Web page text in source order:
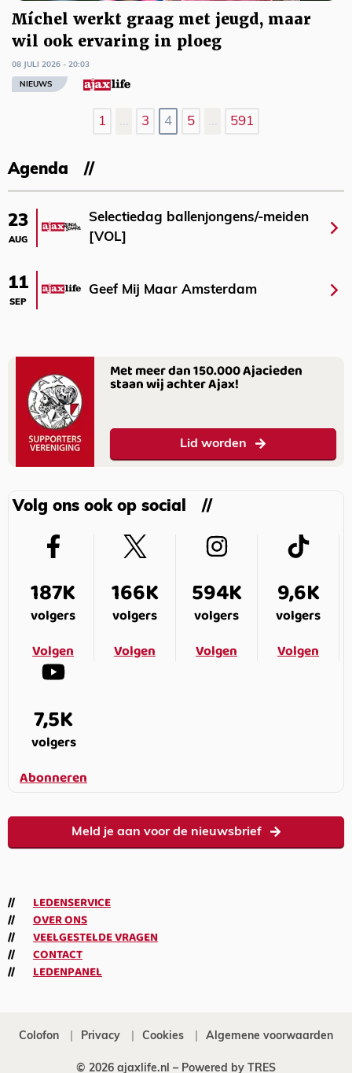
Míchel werkt graag met jeugd, maar
wil ook ervaring in ploeg
08 JULI 2026 - 20:03
NIEUWS
1 … 3 4 5 … 591
Agenda
23
AUG
Selectiedag ballenjongens/-meiden
[VOL]
11
SEP
Geef Mij Maar Amsterdam
Met meer dan 150.000 Ajacieden
staan wij achter Ajax!
Lid worden
Volg ons ook op social
187K
volgers
Volgen
166K
volgers
Volgen
594K
volgers
Volgen
9,6K
volgers
Volgen
7,5K
volgers
Abonneren
Meld je aan voor de nieuwsbrief
LEDENSERVICE
OVER ONS
VEELGESTELDE VRAGEN
CONTACT
LEDENPANEL
Colofon Privacy Cookies Algemene voorwaarden
© 2026 ajaxlife.nl – Powered by TRES